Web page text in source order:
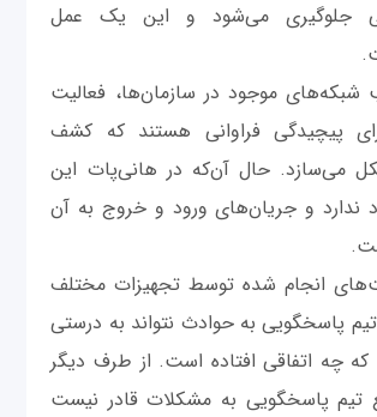
جلوگیری می‌شود و این یک عمل
موجود در سازمان‌ها، فعالیت
پیچیدگی فراوانی هستند که کشف
می‌سازد. حال آن‌که در هانی‌پات این
ندارد و جریان‌های ورود و خروج به آن
انجام شده توسط تجهیزات مختلف
پاسخگویی به حوادث نتواند به درستی
چه اتفاقی افتاده ‌است. از طرف دیگر
تیم پاسخگویی به مشکلات قادر نیست